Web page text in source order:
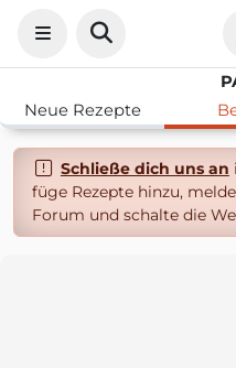
Neue Rezepte
Schließe dich uns an
füge Rezepte hinzu,
Forum und schalte die